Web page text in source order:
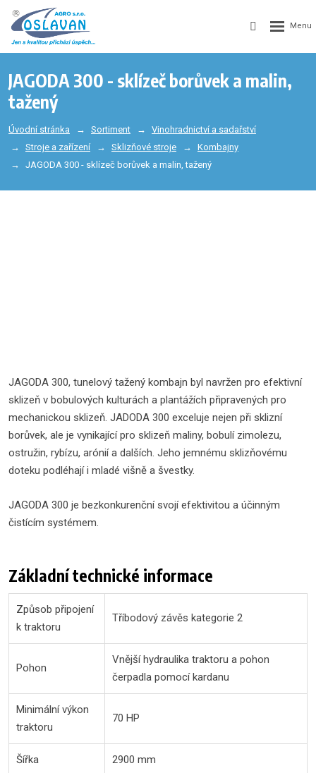
JAGODA 300 - sklízeč borůvek a malin,
tažený
Úvodní stránka Sortiment
Vinohradnictví a sadařství
Stroje a zařízení
Sklizňové stroje
Kombajny
JAGODA 300 - sklízeč borůvek a malin, tažený
JAGODA 300, tunelový tažený kombajn byl navržen pro efektivní
sklizeň v bobulových kulturách a plantážích připravených pro
mechanickou sklizeň. JADODA 300 exceluje nejen při sklizní
borůvek, ale je vynikající pro sklizeň maliny, bobulí zimolezu,
ostružin, rybízu, arónií a dalších. Jeho jemnému sklizňovému
doteku podléhají i mladé višně a švestky.
JAGODA 300 je bezkonkurenční svojí efektivitou a účinným
čistícím systémem.
Základní technické informace
Způsob připojení
k traktoru
Tříbodový závěs kategorie 2
Pohon
Vnější hydraulika traktoru a pohon
čerpadla pomocí kardanu
Minimální výkon
traktoru
70 HP
Šířka 2900 mm